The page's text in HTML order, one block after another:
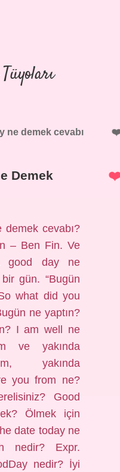
ne demek cevabı
Demek
cevabı?
– Ben Fin. Ve
good day ne
gün. “Bugün
what did you
ne yaptın?
I am well ne
ve yakında
yakında
you from ne?
Good
Ölmek için
date today ne
nedir? Expr.
nedir? İyi